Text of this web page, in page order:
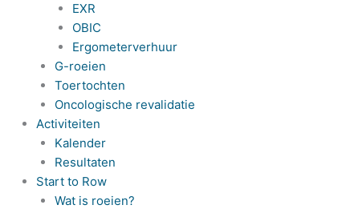
EXR
OBIC
Ergometerverhuur
G-roeien
Toertochten
Oncologische revalidatie
Activiteiten
Kalender
Resultaten
Start to Row
Wat is roeien?